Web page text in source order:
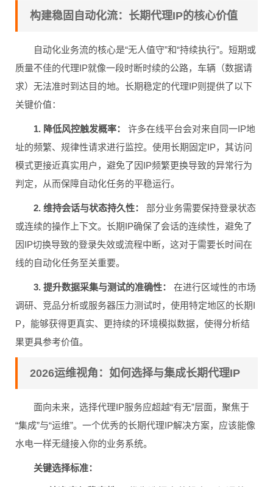
构建稳固自动化流：长期代理IP的核心价值
自动化业务流的核心是“无人值守”和“持续执行”。短期或
质量不佳的代理IP就像一段时断时续的公路，车辆（数据请
求）无法准时到达目的地。长期稳定的代理IP则提供了以下
关键价值：
1. 降低风控触发概率：
许多在线平台会对来自同一IP地
址的频繁、规律性请求进行监控。使用长期固定IP，其访问
模式更接近真实用户，避免了因IP频繁更换导致的异常行为
判定，从而保障自动化任务的平稳运行。
2. 维持会话与状态持久性：
部分业务需要保持登录状态
或连续的操作上下文。长期IP确保了会话的连续性，避免了
因IP切换导致的登录失效或流程中断，这对于需要长时间在
线的自动化任务至关重要。
3. 提升数据采集与测试的准确性：
在进行区域性的市场
调研、竞品分析或服务器压力测试时，使用特定地区的长期I
P，能够获得更真实、更持续的环境模拟数据，使得分析结
果更具参考价值。
2026运维视角：如何选择与集成长期代理IP
面向未来，选择代理IP服务应超越“有无”层面，聚焦于
“集成”与“运维”。一个优秀的长期代理IP解决方案，应该能像
水电一样无缝接入你的业务系统。
关键选择标准：